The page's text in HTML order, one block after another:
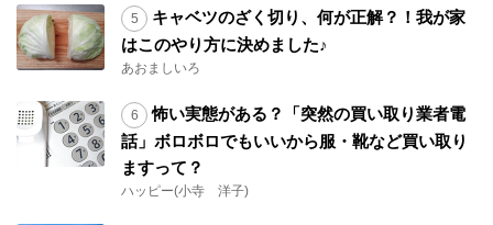
キャベツのざく切り、何が正解？！我が家
はこのやり方に決めました♪
あおましいろ
怖い実態がある？「突然の買い取り業者電
話」ボロボロでもいいから服・靴など買い取り
ますって？
ハッピー(小寺 洋子)